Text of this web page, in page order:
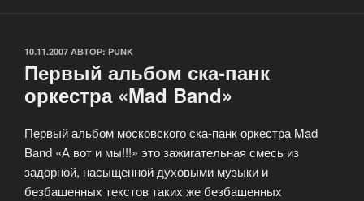
ОПУБЛИКОВАНО
10.11.2007 АВТОР: PUNK
Первый альбом ска-панк
оркестра «Mad Band»
Первый альбом московского ска-панк оркестра Mad
Band «А вот и мы!!!» это зажигательная смесь из
задорной, насыщенной духовыми музыки и
безбашенных текстов таких же безбашенных